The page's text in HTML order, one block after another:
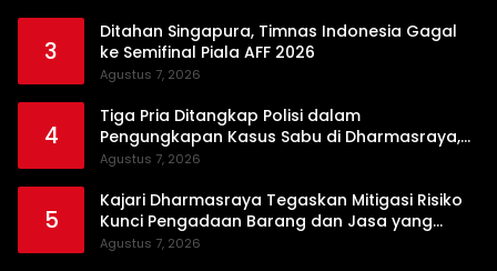
3
Ditahan Singapura, Timnas Indonesia Gagal
ke Semifinal Piala AFF 2026
Agustus 7, 2026
4
Tiga Pria Ditangkap Polisi dalam
Pengungkapan Kasus Sabu di Dharmasraya,
Timbangan Digital hingga Bong Disita
Agustus 7, 2026
5
Kajari Dharmasraya Tegaskan Mitigasi Risiko
Kunci Pengadaan Barang dan Jasa yang
Bersih
Agustus 7, 2026